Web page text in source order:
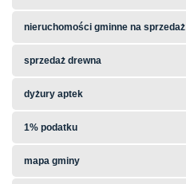
nieruchomości gminne na sprzedaż
sprzedaż drewna
dyżury aptek
1% podatku
mapa gminy